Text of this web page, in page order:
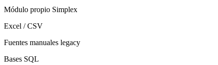
Módulo propio Simplex
Excel / CSV
Fuentes manuales legacy
Bases SQL